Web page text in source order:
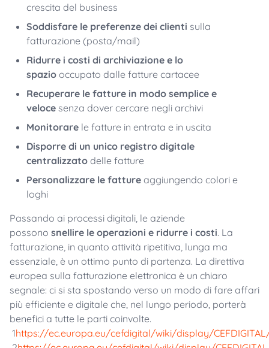
crescita del business
Soddisfare le preferenze dei clienti sulla
fatturazione (posta/mail)
Ridurre i costi di archiviazione e lo
spazio occupato dalle fatture cartacee
Recuperare le fatture in modo semplice e
veloce senza dover cercare negli archivi
Monitorare le fatture in entrata e in uscita
Disporre di un unico registro digitale
centralizzato delle fatture
Personalizzare le fatture aggiungendo colori e
loghi
Passando ai processi digitali, le aziende
possono snellire le operazioni e ridurre i costi. La
fatturazione, in quanto attività ripetitiva, lunga ma
essenziale, è un ottimo punto di partenza. La direttiva
europea sulla fatturazione elettronica è un chiaro
segnale: ci si sta spostando verso un modo di fare affari
più efficiente e digitale che, nel lungo periodo, porterà
benefici a tutte le parti coinvolte.
1https://ec.europa.eu/cefdigital/wiki/display/